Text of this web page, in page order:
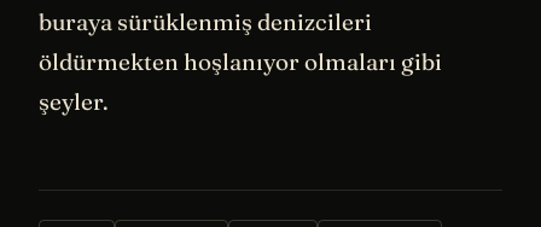
buraya sürüklenmiş denizcileri
öldürmekten hoşlanıyor olmaları gibi
şeyler.